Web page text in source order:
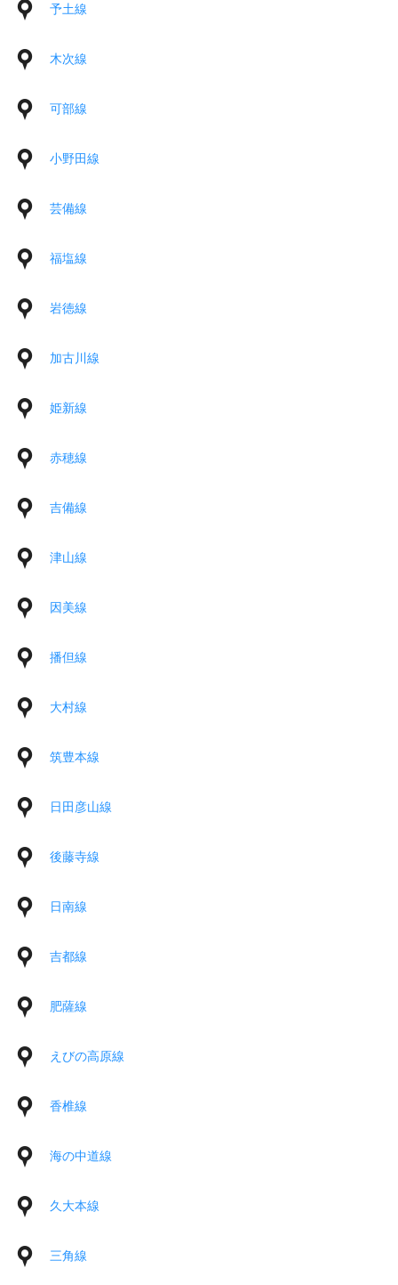
予土線
木次線
可部線
小野田線
芸備線
福塩線
岩徳線
加古川線
姫新線
赤穂線
吉備線
津山線
因美線
播但線
大村線
筑豊本線
日田彦山線
後藤寺線
日南線
吉都線
肥薩線
えびの高原線
香椎線
海の中道線
久大本線
三角線